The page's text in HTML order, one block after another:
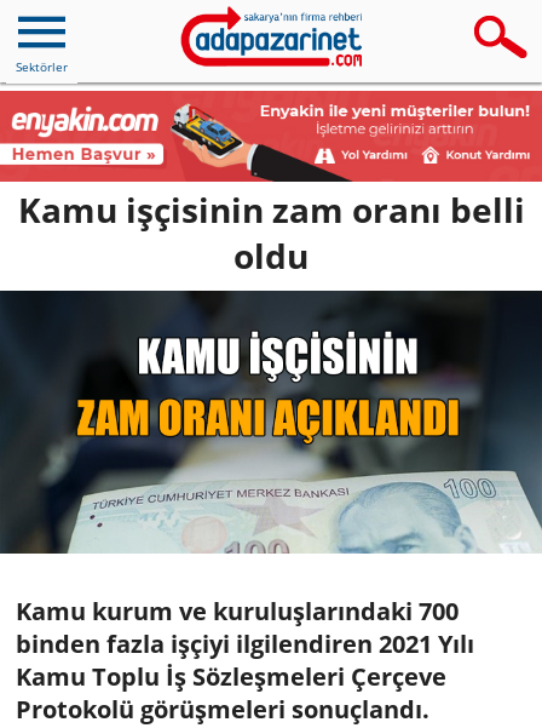
Sektörler
Kamu işçisinin zam oranı belli
oldu
Kamu kurum ve kuruluşlarındaki 700
binden fazla işçiyi ilgilendiren 2021 Yılı
Kamu Toplu İş Sözleşmeleri Çerçeve
Protokolü görüşmeleri sonuçlandı.